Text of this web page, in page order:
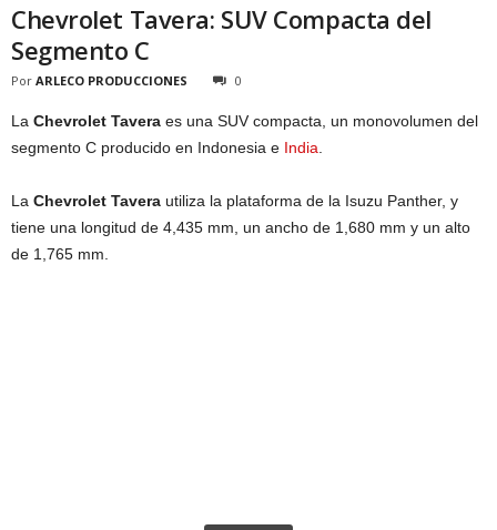
Chevrolet Tavera: SUV Compacta del
Segmento C
Por ARLECO PRODUCCIONES 0
La Chevrolet Tavera es una SUV compacta, un monovolumen del
segmento C producido en Indonesia e India
La Chevrolet Tavera utiliza la plataforma de la Isuzu Panther, y
tiene una longitud de 4,435 mm, un ancho de 1,680 mm y un alto
de 1,765 mm.